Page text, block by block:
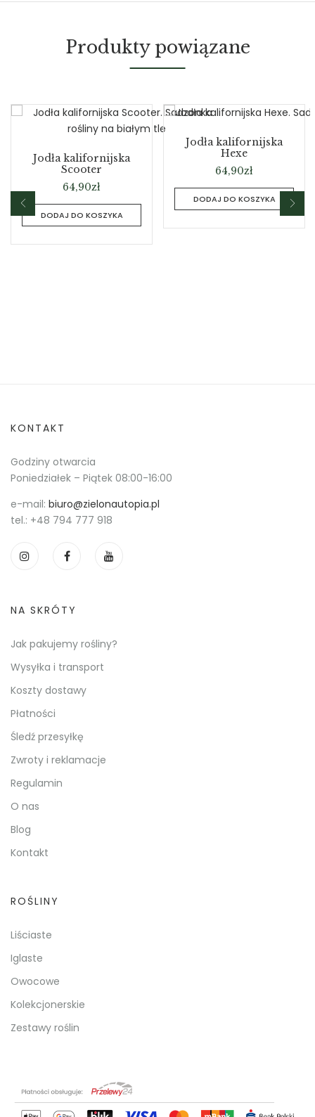
Produkty powiązane
Jodła kalifornijska
Scooter
64,90zł
DODAJ DO KOSZYKA
Jodła kalifornijska
Hexe
64,90zł
DODAJ DO KOSZYKA
KONTAKT
Godziny otwarcia
Poniedziałek – Piątek 08:00-16:00
e-mail: biuro@zielonautopia.pl
tel.: +48 794 777 918
NA SKRÓTY
Jak pakujemy rośliny?
Wysyłka i transport
Koszty dostawy
Płatności
Śledź przesyłkę
Zwroty i reklamacje
Regulamin
O nas
Blog
Kontakt
ROŚLINY
Liściaste
Iglaste
Owocowe
Kolekcjonerskie
Zestawy roślin